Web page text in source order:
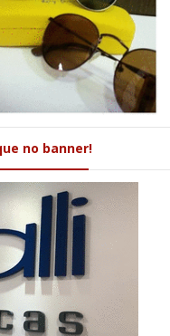
no banner!